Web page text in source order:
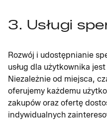
3. Usługi
Rozwój i udostępnianie
usług dla użytkownika
Niezależnie od miejsca,
oferujemy każdemu
zakupów oraz ofertę
indywidualnych